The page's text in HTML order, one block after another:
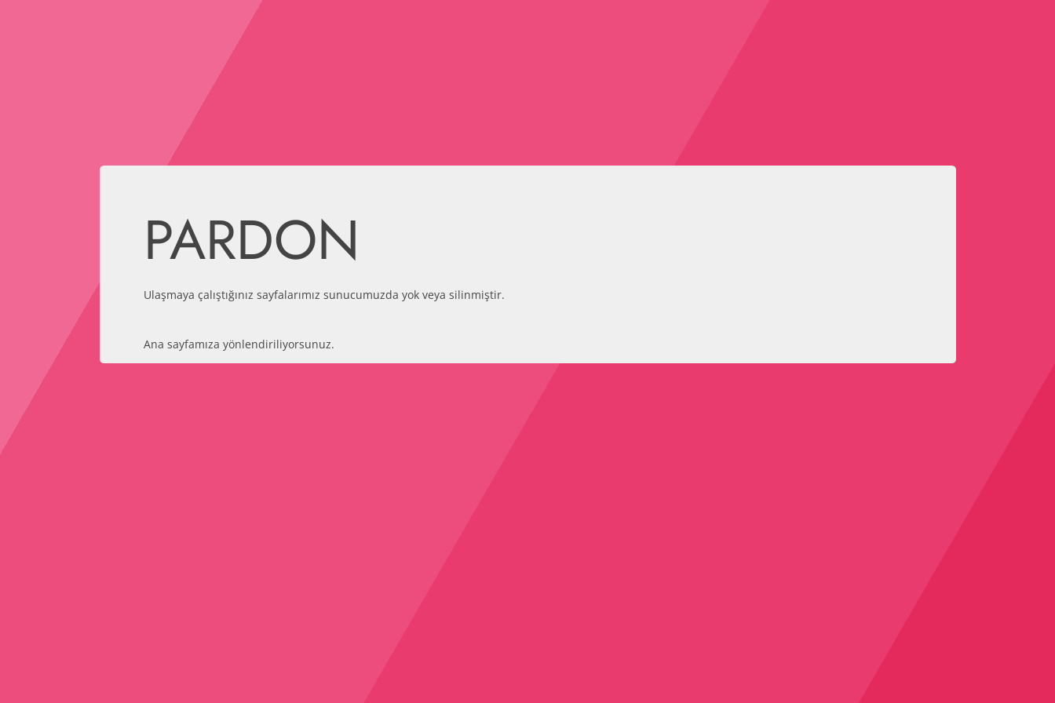
PARDON
Ulaşmaya çalıştığınız sayfalarımız sunucumuzda yok veya silinmiştir.
Ana sayfamıza yönlendiriliyorsunuz.